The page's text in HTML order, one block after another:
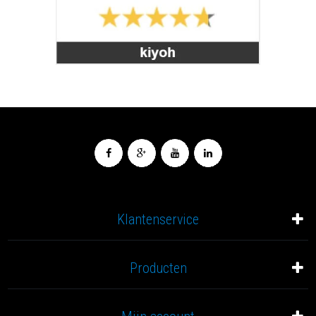
Klantenservice
Producten